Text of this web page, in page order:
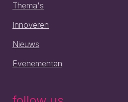
Thema's
Innoveren
Nieuws
Evenementen